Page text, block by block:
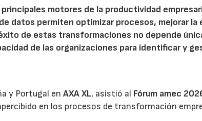
motores de la productividad
datos permiten optimizar procesos, mejorar la
de estas transformaciones no depende
de las organizaciones para identificar y
y Portugal enAXA XL, asistió al Fórum amec
en los procesos de transformación